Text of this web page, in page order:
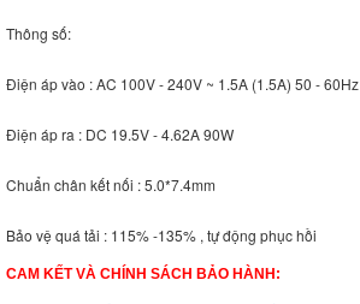
Thông số:
Điện áp vào : AC 100V - 240V ~ 1.5A (1.5A) 50 - 60Hz
Điện áp ra : DC 19.5V - 4.62A 90W
Chuẩn chân kết nối : 5.0*7.4mm
Bảo vệ quá tải : 115% -135% , tự động phục hồi
CAM KẾT VÀ CHÍNH SÁCH BẢO HÀNH: